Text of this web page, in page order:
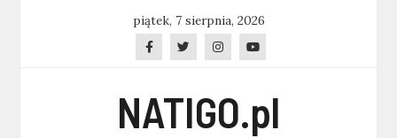
piątek, 7 sierpnia, 2026
NATIGO.pl